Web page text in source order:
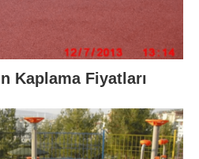
Kaplama Fiyatları